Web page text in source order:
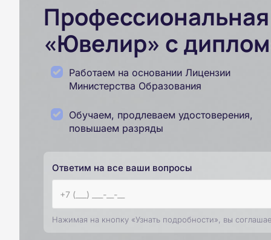
«Ювелир» с
Работаем на основании Лицензии
Министерства Образования
Обучаем, продлеваем удостоверения,
повышаем разряды
Ответим на все ваши вопросы
Нажимая на кнопку «Узнать подробности», вы